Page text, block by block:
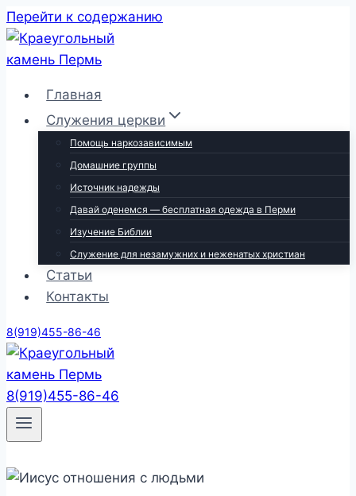
Перейти к содержанию
Главная
Служения церкви
Помощь наркозависимым
Домашние группы
Источник надежды
Давай оденемся — бесплатная одежда в Перми
Изучение Библии
Служение для незамужних и неженатых христиан
Статьи
Контакты
8(919)455-86-46
8(919)455-86-46